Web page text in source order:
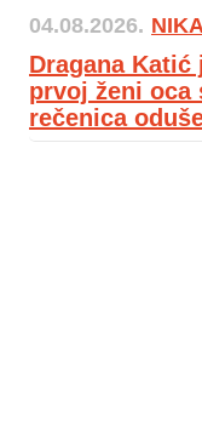
04.08.2026.
Dragana
prvoj ženi oca
rečenica